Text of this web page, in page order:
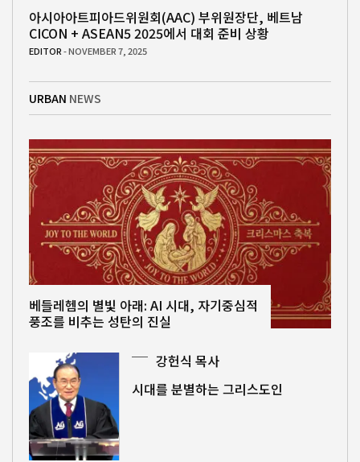
아시아아트피아드위원회(AAC) 부위원장단, 베트남
CICON + ASEAN5 2025에서 대회 준비 상황
EDITOR- NOVEMBER 7, 2025
URBAN NEWS
베들레헴의 별빛 아래: AI 시대, 자기중심적
풍조를 비추는 성탄의 진실
강헌식 목사
시대를 분별하는 그리스도인